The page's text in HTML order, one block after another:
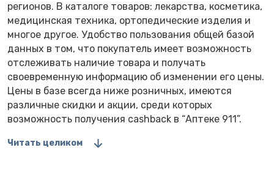
регионов. В каталоге товаров: лекарства, косметика,
медицинская техника, ортопедические изделия и
многое другое. Удобство пользования общей базой
данных в том, что покупатель имеет возможность
отслеживать наличие товара и получать
своевременную информацию об изменении его цены.
Цены в базе всегда ниже розничных, имеются
различные скидки и акции, среди которых
возможность получения cashback в “Аптеке 911”.
Читать целиком